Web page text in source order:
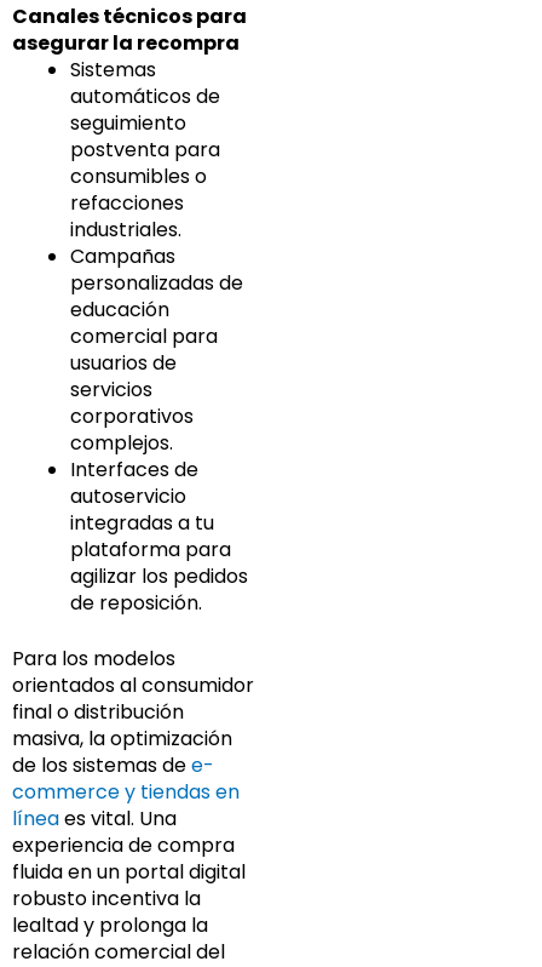
Canales técnicos para
asegurar la recompra
Sistemas
automáticos de
seguimiento
postventa para
consumibles o
refacciones
industriales.
Campañas
personalizadas de
educación
comercial para
usuarios de
servicios
corporativos
complejos.
Interfaces de
autoservicio
integradas a tu
plataforma para
agilizar los pedidos
de reposición.
Para los modelos
orientados al consumidor
final o distribución
masiva, la optimización
de los sistemas dee-
commerce y tiendas en
líneaes vital. Una
experiencia de compra
fluida en un portal digital
robusto incentiva la
lealtad y prolonga la
relación comercial del